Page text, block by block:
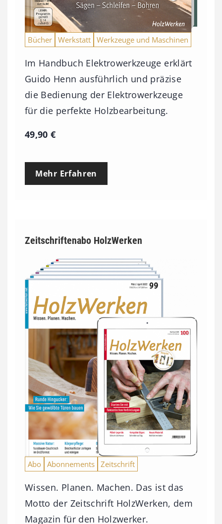
Bücher Werkstatt Werkzeuge und Maschinen
Im Handbuch Elektrowerkzeuge erklärt
Guido Henn ausführlich und präzise
die Bedienung der Elektrowerkzeuge
für die perfekte Holzbearbeitung.
49,90€
Mehr Erfahren
Zeitschriftenabo HolzWerken
Abo Abonnements Zeitschrift
Wissen. Planen. Machen. Das ist das
Motto der Zeitschrift HolzWerken, dem
Magazin für den Holzwerker.